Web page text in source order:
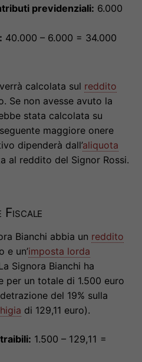
previdenziali: 6.000
: 40.000 – 6.000 = 34.000
calcolata sul reddito
Se non avesse avuto la
stata calcolata su
maggiore onere
dipenderà dall’aliquota
al reddito del Signor Rossi.
Fiscale
Bianchi abbia un reddito
e un’imposta lorda
Signora Bianchi ha
per un totale di 1.500 euro
del 19% sulla
di 129,11 euro).
1.500 – 129,11 =